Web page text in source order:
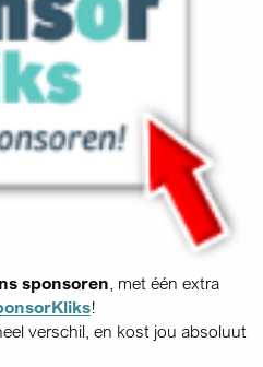
sponsoren , met één extra
!
verschil, en kost jou absoluut